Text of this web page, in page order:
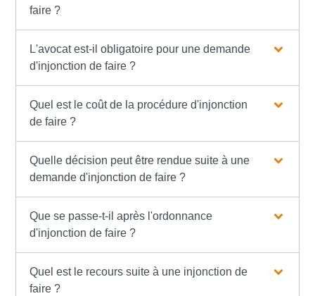
faire ?
L'avocat est-il obligatoire pour une demande
d'injonction de faire ?
Quel est le coût de la procédure d'injonction
de faire ?
Quelle décision peut être rendue suite à une
demande d'injonction de faire ?
Que se passe-t-il après l'ordonnance
d'injonction de faire ?
Quel est le recours suite à une injonction de
faire ?